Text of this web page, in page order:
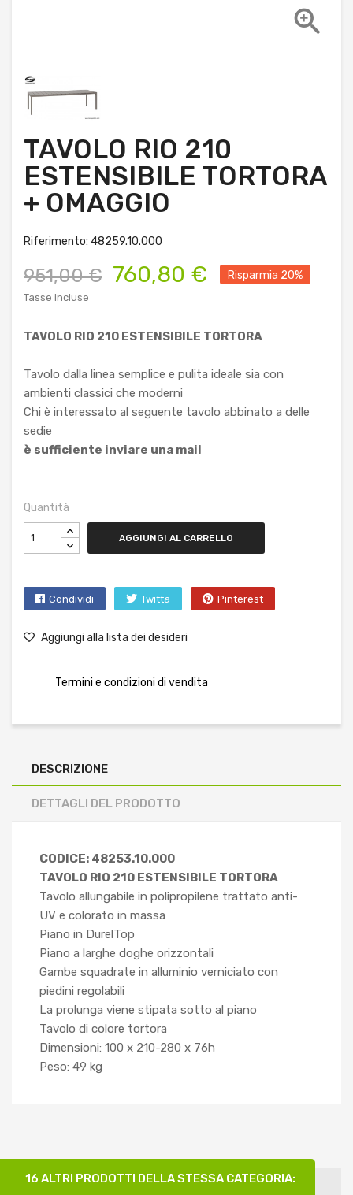

TAVOLO RIO 210
ESTENSIBILE TORTORA
+ OMAGGIO
Riferimento: 48259.10.000
951,00 € 760,80 € Risparmia 20%
Tasse incluse
TAVOLO RIO 210 ESTENSIBILE TORTORA
Tavolo dalla linea semplice e pulita ideale sia con
ambienti classici che moderni
Chi è interessato al seguente tavolo abbinato a delle
sedie
è sufficiente inviare una mail
Quantità
AGGIUNGI AL CARRELLO
Condividi Twitta Pinterest
Aggiungi alla lista dei desideri
Termini e condizioni di vendita
DESCRIZIONE
DETTAGLI DEL PRODOTTO
CODICE: 48253.10.000
TAVOLO RIO 210 ESTENSIBILE TORTORA
Tavolo allungabile in polipropilene trattato anti-
UV e colorato in massa
Piano in DurelTop
Piano a larghe doghe orizzontali
Gambe squadrate in alluminio verniciato con
piedini regolabili
La prolunga viene stipata sotto al piano
Tavolo di colore tortora
Dimensioni: 100 x 210-280 x 76h
Peso: 49 kg
16 ALTRI PRODOTTI DELLA STESSA CATEGORIA: